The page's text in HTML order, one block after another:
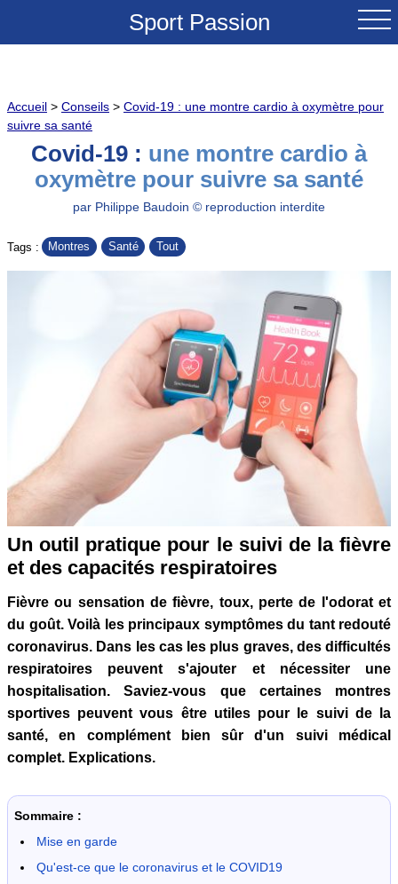
Sport Passion
NOUVEAUTES
TESTS & REVUES
COMPARATIFS
CONSEILS
Accueil > Conseils > Covid-19 : une montre cardio à oxymètre pour
suivre sa santé
Covid-19 : une montre cardio à
oxymètre pour suivre sa santé
par Philippe Baudoin © reproduction interdite
Tags : Montres Santé Tout
Un outil pratique pour le suivi de la fièvre
et des capacités respiratoires
Fièvre ou sensation de fièvre, toux, perte de l'odorat et
du goût. Voilà les principaux symptômes du tant redouté
coronavirus. Dans les cas les plus graves, des difficultés
respiratoires peuvent s'ajouter et nécessiter une
hospitalisation. Saviez-vous que certaines montres
sportives peuvent vous être utiles pour le suivi de la
santé, en complément bien sûr d'un suivi médical
complet. Explications.
Sommaire :
Mise en garde
Qu'est-ce que le coronavirus et le COVID19